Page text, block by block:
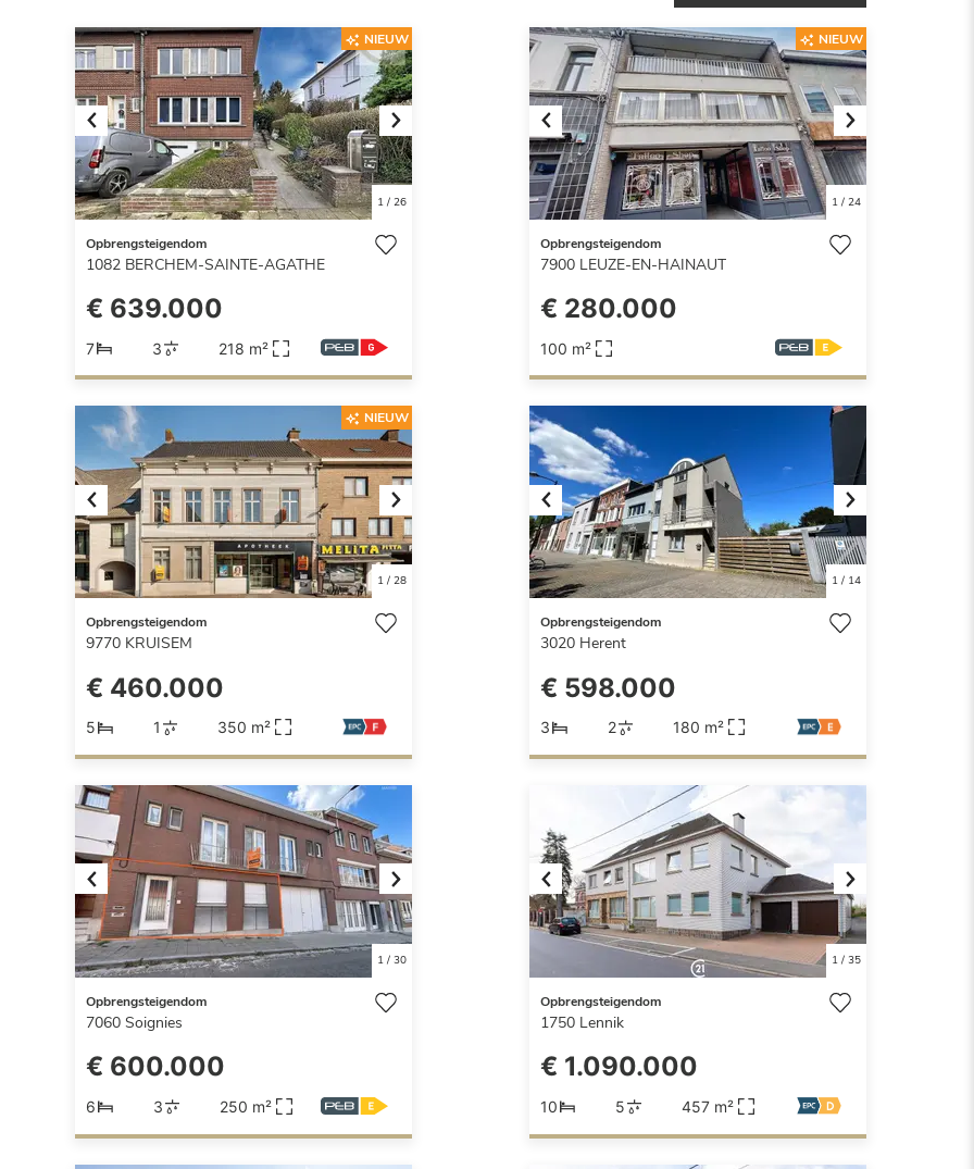
Previous Next
1/ 26
NIEUW
Opbrengsteigendom
1082 BERCHEM-SAINTE-AGATHE
€ 639.000
7 3 218 m²
Previous Next
1/ 24
NIEUW
Opbrengsteigendom
7900 LEUZE-EN-HAINAUT
€ 280.000
100 m²
Previous Next
1/ 28
NIEUW
Opbrengsteigendom
9770 KRUISEM
€ 460.000
5 1 350 m²
Previous Next
1/ 14
Opbrengsteigendom
3020 Herent
€ 598.000
3 2 180 m²
Previous Next
1/ 30
Opbrengsteigendom
7060 Soignies
€ 600.000
6 3 250 m²
Previous Next
1/ 35
Opbrengsteigendom
1750 Lennik
€ 1.090.000
10 5 457 m²